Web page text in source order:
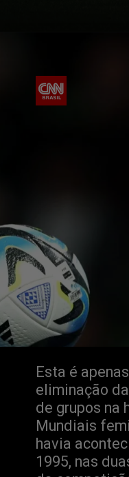
Esta é
eliminação
de grupos na
Mundiais
havia
1995, nas